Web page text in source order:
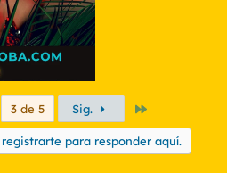
3 de 5 Sig.
para responder aquí.